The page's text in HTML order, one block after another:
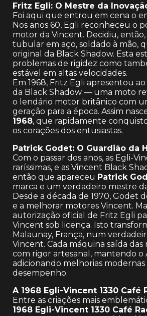
Fritz Egli: O Mestre da
Foi aqui que entrou em cena o
Nos anos 60, Egli reconheceu o
motor da Vincent. Decidiu,
tubular em aço, soldado à mão,
original da Black Shadow. Esta
problemas de rigidez como
estável em altas velocidades.
Em 1968, Fritz Egli apresentou
da Black Shadow — uma moto
o lendário motor britânico com
geração para a época. Assim
1968, que rapidamente
os corações dos entusiastas.
Patrick Godet: O Guardião da
Com o passar dos anos, as Egli-
raríssimas, e as Vincent Black
então que apareceu Patrick
marca e um verdadeiro mestre
Desde a década de 1970, Godet
e a melhorar motores Vincent.
autorização oficial de Fritz Egli
Vincent sob licença. Isto
Malaunay, França, num
Vincent. Cada máquina saída
com rigor artesanal, mantendo o
adicionando melhorias
desempenho.
A 1968 Egli-Vincent 1330 Café
Entre as criações mais
1968 Egli-Vincent 1330 Café